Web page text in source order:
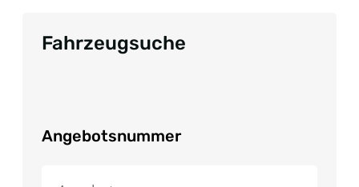
Fahrzeugsuche
Angebotsnummer